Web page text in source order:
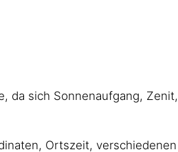
da sich Sonnenaufgang, Zenit,
Ortszeit, verschiedenen